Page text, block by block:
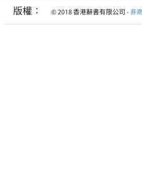
版權： © 2018 香港辭書有限公司 -非